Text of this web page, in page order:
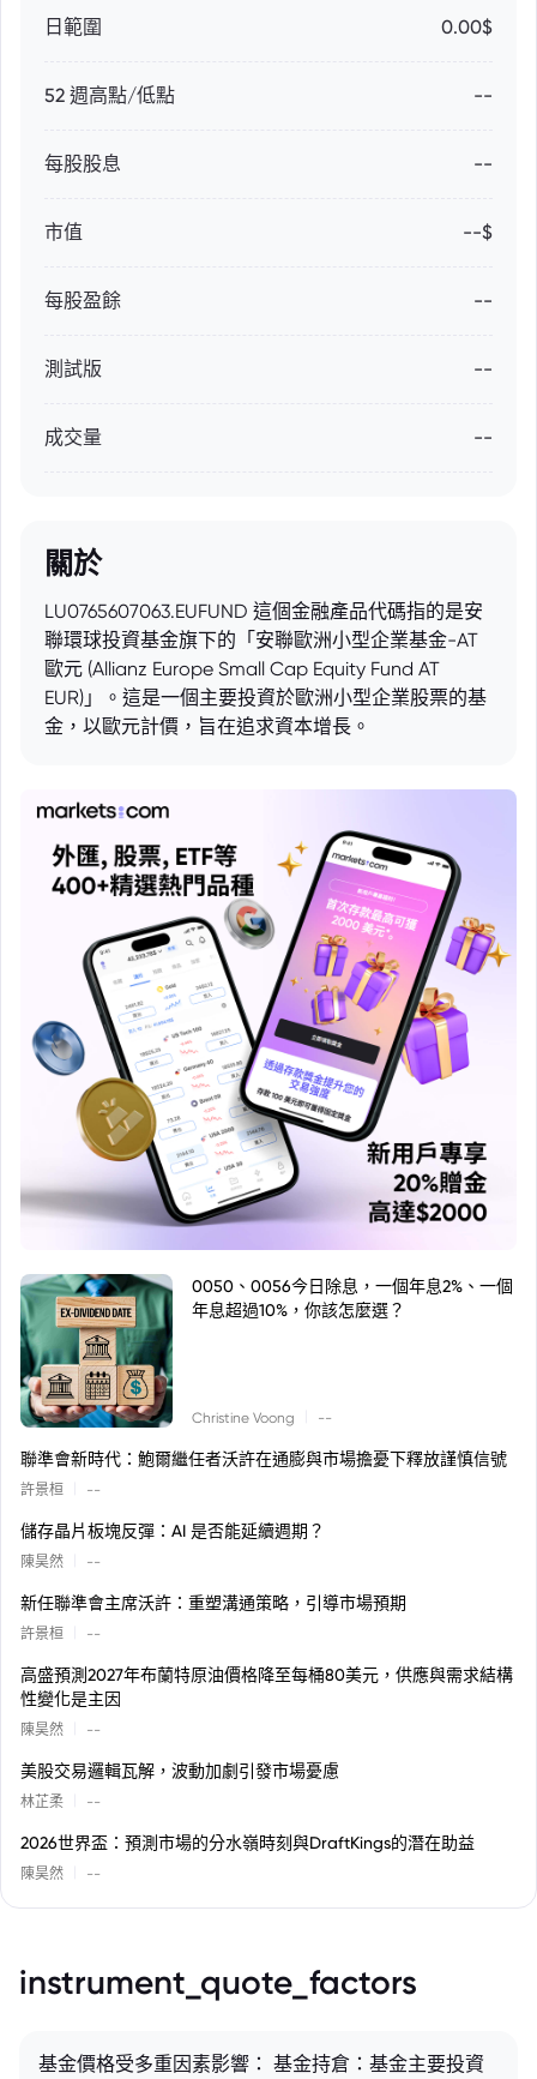
日範圍 0.00$
52 週高點/低點 --
每股股息 --
市值 --$
每股盈餘 --
測試版 --
成交量 --
關於
LU0765607063.EUFUND 這個金融產品代碼指的是安
聯環球投資基金旗下的「安聯歐洲小型企業基金-AT
歐元 (Allianz Europe Small Cap Equity Fund AT
EUR)」。這是一個主要投資於歐洲小型企業股票的基
金，以歐元計價，旨在追求資本增長。
0050、0056今日除息，一個年息2%、一個
年息超過10%，你該怎麼選？
Christine Voong --
聯準會新時代：鮑爾繼任者沃許在通膨與市場擔憂下釋放謹慎信號
許景桓 --
儲存晶片板塊反彈：AI 是否能延續週期？
陳昊然 --
新任聯準會主席沃許：重塑溝通策略，引導市場預期
許景桓 --
高盛預測2027年布蘭特原油價格降至每桶80美元，供應與需求結構
性變化是主因
陳昊然 --
美股交易邏輯瓦解，波動加劇引發市場憂慮
林芷柔 --
2026世界盃：預測市場的分水嶺時刻與DraftKings的潛在助益
陳昊然 --
instrument_quote_factors
基金價格受多重因素影響： 基金持倉：基金主要投資